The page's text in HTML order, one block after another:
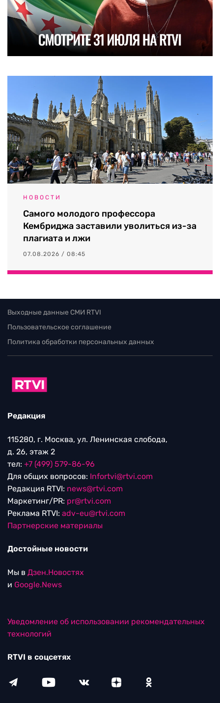
НОВОСТИ
Самого молодого профессора
Кембриджа заставили уволиться из-за
плагиата и лжи
07.08.2026 / 08:45
Выходные данные СМИ RTVI
Пользовательское соглашение
Политика обработки персональных данных
Редакция
115280, г. Москва, ул. Ленинская слобода,
д. 26, этаж 2
тел: +7 (499) 579-86-96
Для общих вопросов: Infortvi@rtvi.com
Редакция RTVI: news@rtvi.com
Маркетинг/PR: pr@rtvi.com
Реклама RTVI: adv-eu@rtvi.com
Партнерские материалы
Достойные новости
Мы в Дзен.Новостях
и Google.News
Уведомление об использовании рекомендательных
технологий
RTVI в соцсетях